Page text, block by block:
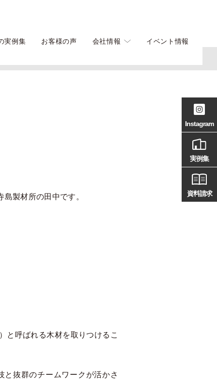
実例集 お客様の声 会社情報 イベント情報
製材所の田中です。
と呼ばれる木材を取りつけるこ
と抜群のチームワークが活かさ
Instagram
実例集
資料請求